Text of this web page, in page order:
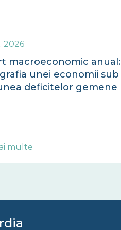
2026
macroeconomic anual:
unei economii sub
deficitelor gemene
multe